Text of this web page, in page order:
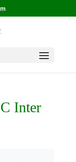
Inter